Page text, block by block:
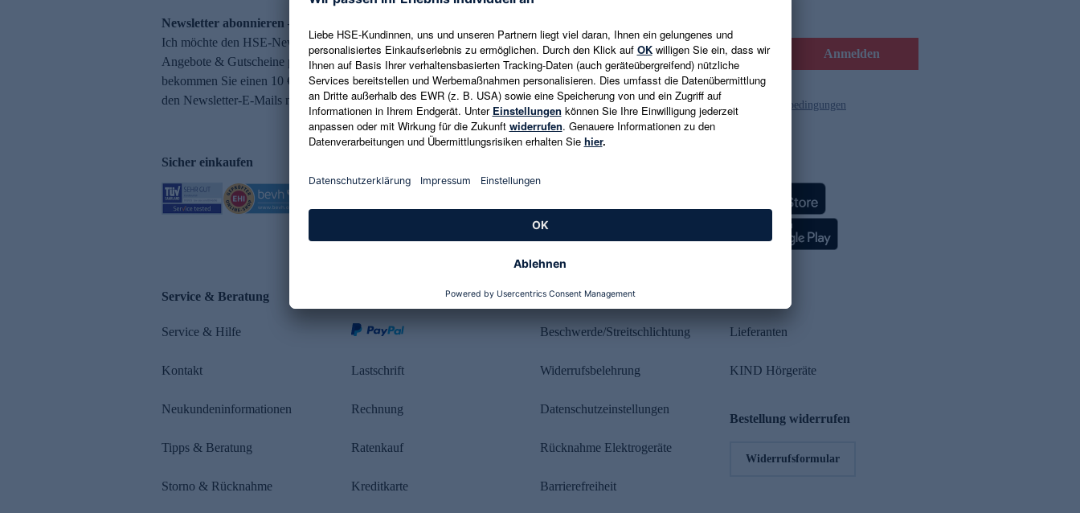
Newsletter abonnieren – 10 € Gutschein erhalten
Ich möchte den HSE-Newsletter abonnieren und aktuelle Trends,
Angebote & Gutscheine per E-Mail erhalten. Als Dankeschön
bekommen Sie einen 10 € Gutschein. Eine Abmeldung ist jederzeit in
den Newsletter-E-Mails möglich.
E-Mail-Adresse eingeben Anmelden
Es gelten die Datenschutzrichtlinien und die Gutscheinbedingungen
Sicher einkaufen
Service & Beratung
Service & Hilfe
Kontakt
Neukundeninformationen
Tipps & Beratung
Storno & Rücknahme
Lastschrift
Rechnung
Ratenkauf
Kreditkarte
Rechtliches
Beschwerde/Streitschlichtung
Widerrufsbelehrung
Datenschutzeinstellungen
Rücknahme Elektrogeräte
Barrierefreiheit
Lieferanten
KIND Hörgeräte
Bestellung widerrufen
Widerrufsformular